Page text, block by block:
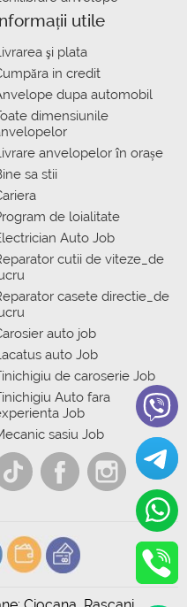
utile
şi plata
in credit
dupa automobil
dimensiunile
anvelopelor în orașe
sa stii
de loialitate
Auto Job
cutii de viteze_de
casete directie_de
auto job
auto Job
de caroserie Job
Auto fara
Job
sasiu Job